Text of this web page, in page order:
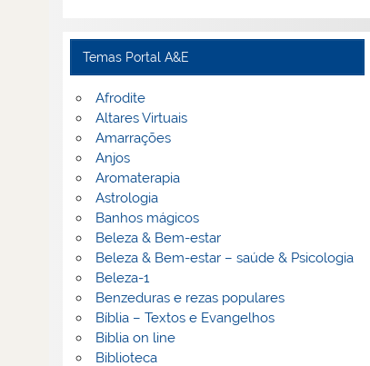
Temas Portal A&E
Afrodite
Altares Virtuais
Amarrações
Anjos
Aromaterapia
Astrologia
Banhos mágicos
Beleza & Bem-estar
Beleza & Bem-estar – saúde & Psicologia
Beleza-1
Benzeduras e rezas populares
Bíblia – Textos e Evangelhos
Biblia on line
Biblioteca